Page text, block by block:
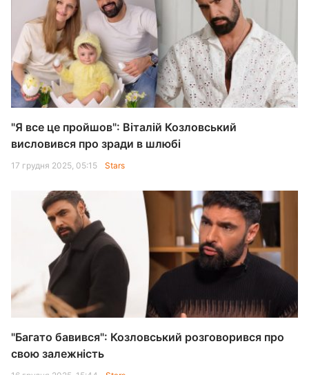
"Я все це пройшов": Віталій Козловський
висловився про зради в шлюбі
17 грудня 2025, 05:15 Stars
"Багато бавився": Козловський розговорився про
свою залежність